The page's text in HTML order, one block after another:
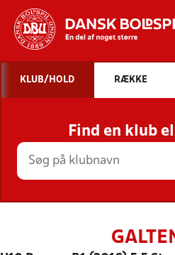
STILLINGER,
HOLD
KLUB/HOLD RÆKKE
Find en klub